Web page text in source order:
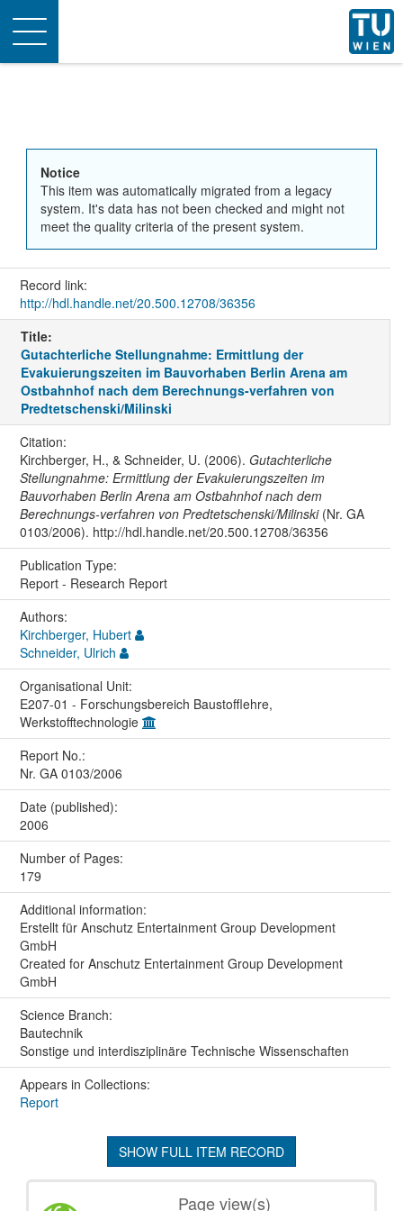
Toggle
navigation
Notice
This item was automatically migrated from a legacy
system. It's data has not been checked and might not
meet the quality criteria of the present system.
Record link:
http://hdl.handle.net/20.500.12708/36356
Title:
Gutachterliche Stellungnahme: Ermittlung der
Evakuierungszeiten im Bauvorhaben Berlin Arena am
Ostbahnhof nach dem Berechnungs-verfahren von
Predtetschenski/Milinski
Citation:
Kirchberger, H., & Schneider, U. (2006). Gutachterliche
Stellungnahme: Ermittlung der Evakuierungszeiten im
Bauvorhaben Berlin Arena am Ostbahnhof nach dem
Berechnungs-verfahren von Predtetschenski/Milinski(Nr. GA
0103/2006). http://hdl.handle.net/20.500.12708/36356
Publication Type:
Report - Research Report
Authors:
Kirchberger, Hubert
Schneider, Ulrich
Organisational Unit:
E207-01 - Forschungsbereich Baustofflehre,
Werkstofftechnologie
Report No.:
Nr. GA 0103/2006
Date (published):
2006
Number of Pages:
179
Additional information:
Erstellt für Anschutz Entertainment Group Development
GmbH
Created for Anschutz Entertainment Group Development
GmbH
Science Branch:
Bautechnik
Sonstige und interdisziplinäre Technische Wissenschaften
Appears in Collections:
Report
SHOW FULL ITEM RECORD
Page view(s)